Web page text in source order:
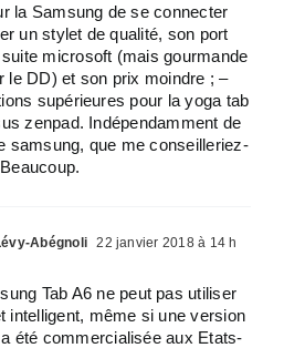
la Samsung de se connecter
un stylet de qualité, son port
microsoft (mais gourmande
le DD) et son prix moindre ; –
supérieures pour la yoga tab
zenpad. Indépendamment de
samsung, que me conseilleriez-
Abégnoli 22 janvier 2018 à 14 h
Tab A6 ne peut pas utiliser
intelligent, même si une version
été commercialisée aux Etats-